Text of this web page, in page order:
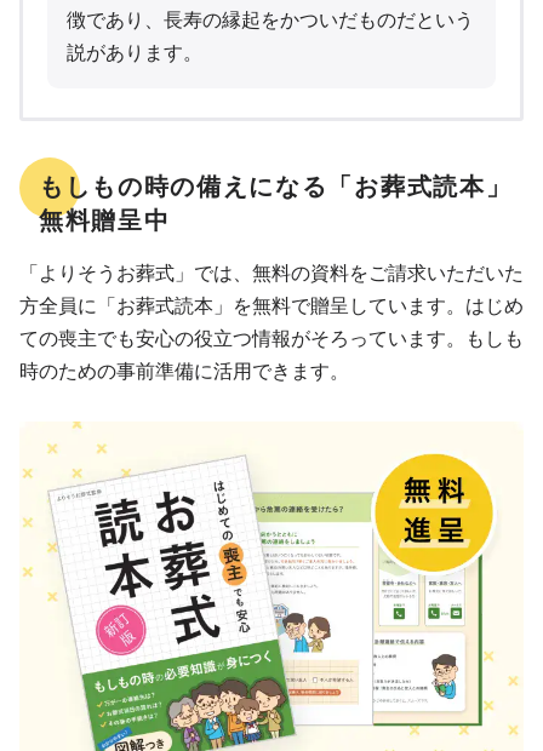
徴であり、長寿の縁起をかついだものだという
説があります。
もしもの時の備えになる「お葬式読本」
無料贈呈中
「よりそうお葬式」では、無料の資料をご請求いただいた
方全員に「お葬式読本」を無料で贈呈しています。はじめ
ての喪主でも安心の役立つ情報がそろっています。もしも
時のための事前準備に活用できます。